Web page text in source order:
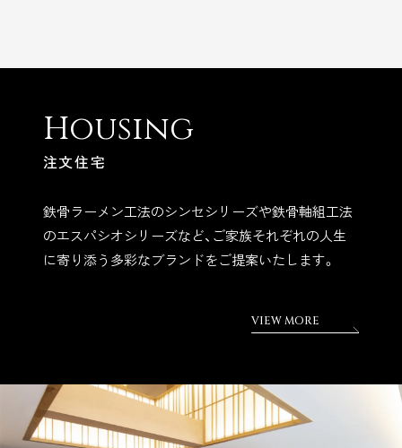
Housing
注文住宅
鉄骨ラーメン工法のシンセシリーズや鉄骨軸組工法
のエスパシオシリーズなど、ご家族それぞれの人生
に寄り添う多彩なブランドをご提案いたします。
VIEW MORE